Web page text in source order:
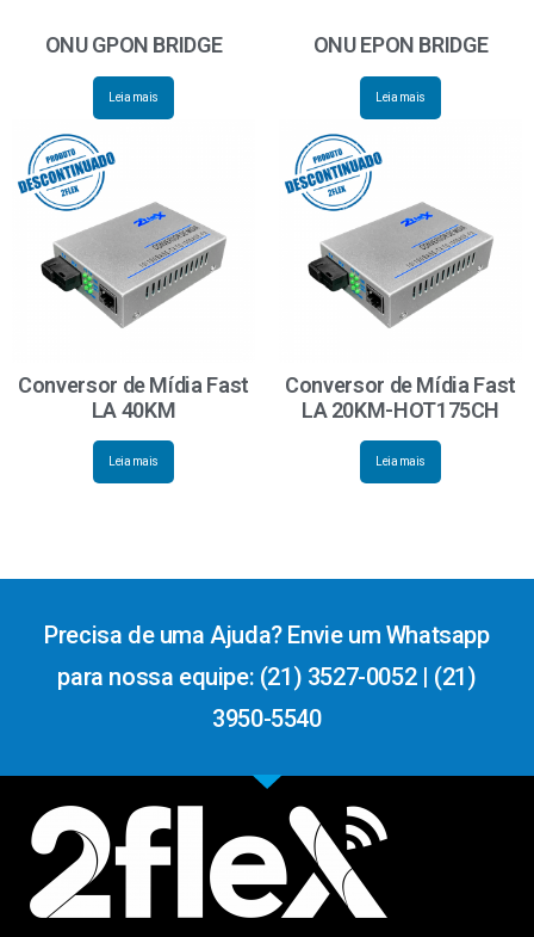
ONU GPON BRIDGE
Leia mais
ONU EPON BRIDGE
Leia mais
Conversor de Mídia Fast
LA 40KM
Leia mais
Conversor de Mídia Fast
LA 20KM-HOT175CH
Leia mais
Precisa de uma Ajuda? Envie um Whatsapp
para nossa equipe: (21) 3527-0052 | (21)
3950-5540